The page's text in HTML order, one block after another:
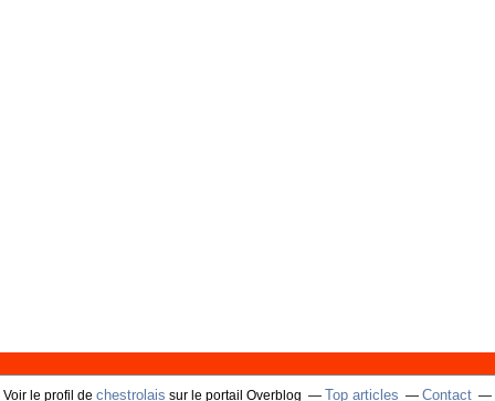
Voir le profil de chestrolais sur le portail Overblog Top articles Contact